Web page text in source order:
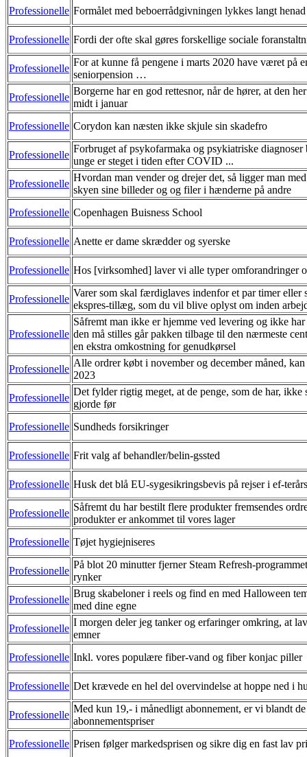
Professionelle Formålet med beboerrådgivningen lykkes langt
Professionelle Fordi der ofte skal gøres forskellige sociale
Professionelle
For at kunne få pengene i marts 2020 have været på
seniorpension …
Professionelle
Borgerne har en god rettesnor, når de hører, at den
midt i januar
Professionelle Corydon kan næsten ikke skjule sin skadefro
Professionelle
Forbruget af psykofarmaka og psykiatriske diagnoser
unge er steget i tiden efter COVID ...
Professionelle
Hvordan man vender og drejer det, så ligger man
skyen sine billeder og og filer i hænderne på andre
Professionelle Copenhagen Buisness School
Professionelle Anette er dame skrædder og syerske
Professionelle Hos [virksomhed] laver vi alle typer omforandringer
Professionelle
Varer som skal færdiglaves indenfor et par timer eller
ekspres-tillæg, som du vil blive oplyst om inden
Professionelle
Såfremt man ikke er hjemme ved levering og ikke
den må stilles går pakken tilbage til den nærmeste
en ekstra omkostning for genudkørsel
Professionelle
Alle ordrer købt i november og december måned,
2023
Professionelle
Det fylder rigtig meget, at de penge, som de har, ikke
gjorde før
Professionelle Sundheds forsikringer
Professionelle Frit valg af behandler/belin-gssted
Professionelle Husk det blå EU-sygesikringsbevis på rejser i ef-
Professionelle
Såfremt du har bestilt flere produkter fremsendes
produkter er ankommet til vores lager
Professionelle Tøjet hygiejniseres
Professionelle
På blot 20 minutter fjerner Steam Refresh-
rynker
Professionelle
Brug skabeloner i reels og find en med Halloween
med dine egne
Professionelle
I morgen deler jeg tanker og erfaringer omkring, at
emner
Professionelle Inkl. vores populære fiber-vand og fiber konjac piller
Professionelle Det krævede en hel del overvindelse at hoppe ned i
Professionelle
Med kun 19,- i månedligt abonnement, er vi blandt de
abonnementspriser
Professionelle Prisen følger markedsprisen og sikre dig en fast lav